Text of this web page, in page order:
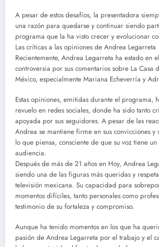
A pesar de estos desafíos, la presentadora
una razón para quedarse y continuar siendo
programa que la ha visto crecer y evolucionar
Las críticas a las opiniones de Andrea Legarreta
Recientemente, Andrea Legarreta ha estado en
controversia por sus comentarios sobre La Casa
México, especialmente Mariana Echeverría y
Estas opiniones, emitidas durante el programa,
revuelo en redes sociales, donde ha sido tanto
apoyada por sus seguidores. A pesar de las
Andrea se mantiene firme en sus convicciones y
lo que piensa, consciente de que su voz tiene
audiencia.
Después de más de 21 años en Hoy, Andrea
siendo una de las figuras más queridas y
televisión mexicana. Su capacidad para
momentos difíciles, tanto personales como
testimonio de su fortaleza y compromiso.
Aunque ha tenido momentos en los que ha
pasión de Andrea Legarreta por el trabajo y el